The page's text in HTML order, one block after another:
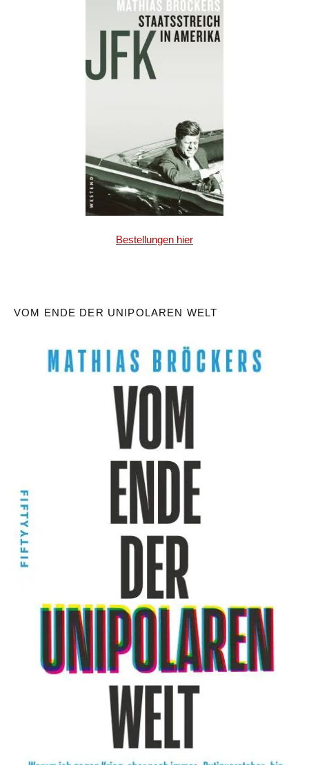
Bestellungen hier
VOM ENDE DER UNIPOLAREN WELT